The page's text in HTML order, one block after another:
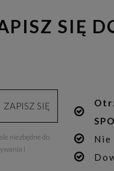
SIĘ
Nie
ZAPISZ SIĘ
niezbędne do
i